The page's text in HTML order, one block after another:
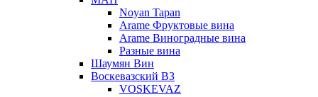
Noyan Tapan
Arame Фруктовые вина
Arame Виноградные вина
Разные вина
Шаумян Вин
Воскевазский ВЗ
VOSKEVAZ